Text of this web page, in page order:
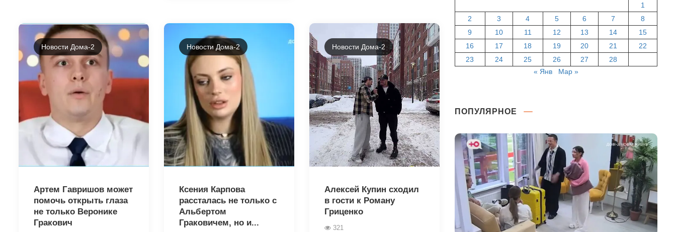
Новости Дома-2
Артем Гавришов может
помочь открыть глаза
не только Веронике
Гракович
Новости Дома-2
Ксения Карпова
рассталась не только с
Альбертом
Граковичем, но и...
Новости Дома-2
Алексей Купин сходил
в гости к Роману
Гриценко
321
1
2
3 4 5 6 7
8
9
10 11 12 13 14
15
16
17 18 19 20 21
22
23
24 25 26 27
28
« Янв
Мар »
ПОПУЛЯРНОЕ